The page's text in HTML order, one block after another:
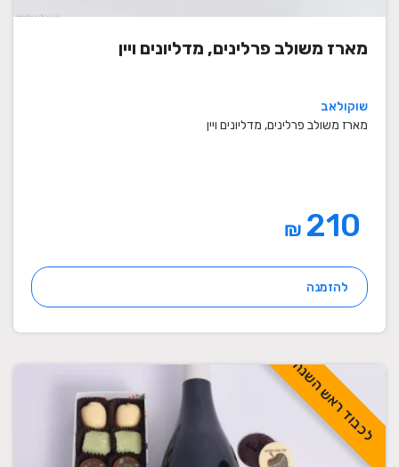
מארז משולב פרלינים, מדליונים ויין
שוקולאב
מארז משולב פרלינים, מדליונים ויין
₪
להזמנה
לכבוד ראש השנה